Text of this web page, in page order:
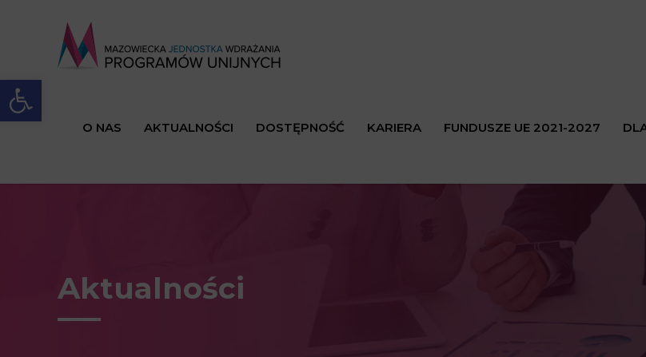
Open toolbar
O NAS AKTUALNOŚCI DOSTĘPNOŚĆ KARIERA FUNDUSZE UE 2021-2027
Aktualności